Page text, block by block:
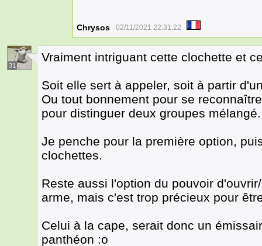
Chrysos 02/11/2021 22:31:22
31
Vraiment intriguant cette clochette et
Soit elle sert à appeler, soit à partir
Ou tout bonnement pour se
pour distinguer deux groupes mélangé.
Je penche pour la première option,
clochettes.
Reste aussi l'option du pouvoir
arme, mais c'est trop précieux pour
Celui à la cape, serait donc un
panthéon :o